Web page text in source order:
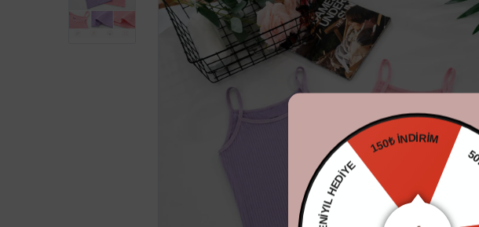
150₺ İNDİRİM
YENİYIL HEDİYE